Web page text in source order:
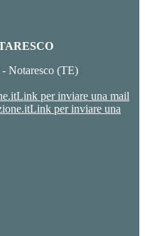
Notaresco (TE)
Link per inviare una mail
Link per inviare una